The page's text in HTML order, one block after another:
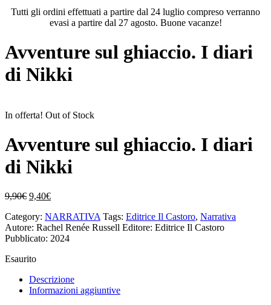
Tutti gli ordini effettuati a partire dal 24 luglio compreso verranno
evasi a partire dal 27 agosto. Buone vacanze!
Avventure sul ghiaccio. I diari
di Nikki
In offerta! Out of Stock
Avventure sul ghiaccio. I diari
di Nikki
9,90€ Il
originale
era:
9,90€.
9,40€Il
attuale
è:
9,40€.
Category: NARRATIVA Tags: Editrice Il Castoro, Narrativa
Autore: Rachel Renée Russell Editore: Editrice Il Castoro
Pubblicato: 2024
Esaurito
Descrizione
Informazioni aggiuntive